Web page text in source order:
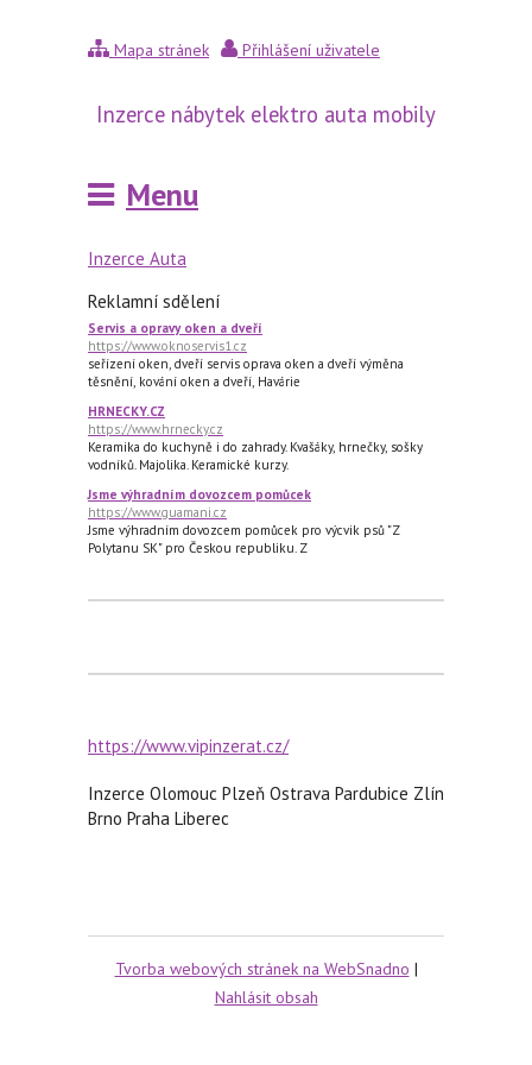
Mapa stránek Přihlášení uživatele
Inzerce nábytek elektro auta mobily
Menu
Inzerce Auta
Reklamní sdělení
Servis a opravy oken a dveří
https://www.oknoservis1.cz
seřízení oken, dveří servis oprava oken a dveří výměna
těsnění, kování oken a dveří, Havárie
HRNECKY.CZ
https://www.hrnecky.cz
Keramika do kuchyně i do zahrady. Kvašáky, hrnečky, sošky
vodníků. Majolika. Keramické kurzy.
Jsme výhradním dovozcem pomůcek
https://www.guamani.cz
Jsme výhradním dovozcem pomůcek pro výcvik psů "Z
Polytanu SK" pro Českou republiku. Z
https://www.vipinzerat.cz/
Inzerce Olomouc Plzeň Ostrava Pardubice Zlín
Brno Praha Liberec
Tvorba webových stránek na WebSnadno |
Nahlásit obsah